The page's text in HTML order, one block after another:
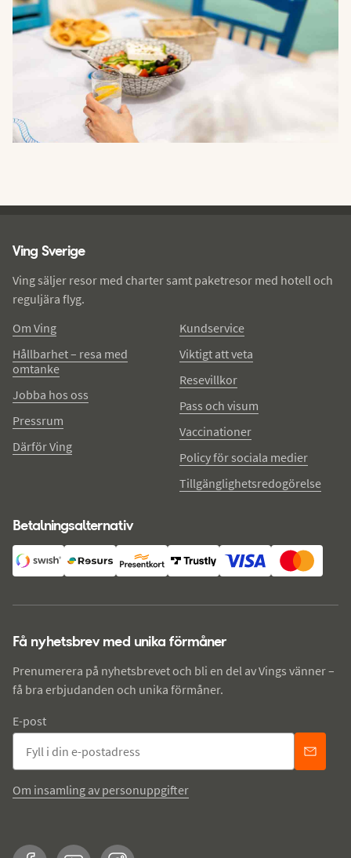
Ving Sverige
Ving säljer resor med charter samt paketresor med hotell och
reguljära flyg.
Om Ving
Hållbarhet – resa med
omtanke
Jobba hos oss
Pressrum
Därför Ving
Kundservice
Viktigt att veta
Resevillkor
Pass och visum
Vaccinationer
Policy för sociala medier
Tillgänglighetsredogörelse
Betalningsalternativ
Få nyhetsbrev med unika förmåner
Prenumerera på nyhetsbrevet och bli en del av Vings vänner –
få bra erbjudanden och unika förmåner.
E-post
Om insamling av personuppgifter